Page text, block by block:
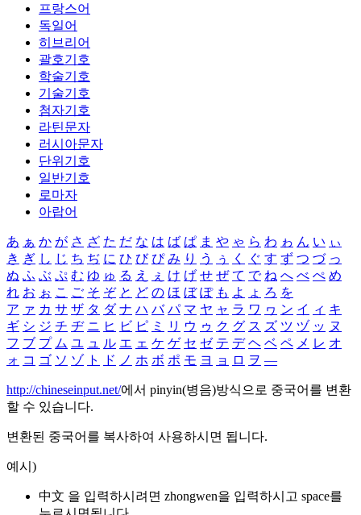
프랑스어
독일어
히브리어
괄호기호
학술기호
기술기호
첨자기호
라틴문자
러시아문자
단위기호
일반기호
로마자
아랍어
あ ぁ か が さ ざ た だ な は ば ぱ ま や ゃ ら わ ゎ ん い ぃ
き ぎ し じ ち ぢ に ひ び ぴ み り う ぅ く ぐ す ず つ づ っ
ぬ ふ ぶ ぷ む ゆ ゅ る え ぇ け げ せ ぜ て で ね へ べ ぺ め
れ お ぉ こ ご そ ぞ と ど の ほ ぼ ぽ も よ ょ ろ を
ア ァ カ サ ザ タ ダ ナ ハ バ パ マ ヤ ャ ラ ワ ヮ ン イ ィ キ
ギ シ ジ チ ヂ ニ ヒ ビ ピ ミ リ ウ ゥ ク グ ス ズ ツ ヅ ッ ヌ
フ ブ プ ム ユ ュ ル エ ェ ケ ゲ セ ゼ テ デ ヘ ベ ペ メ レ オ
ォ コ ゴ ソ ゾ ト ド ノ ホ ボ ポ モ ヨ ョ ロ ヲ ―
http://chineseinput.net/에서 pinyin(병음)방식으로 중국어를 변환
할 수 있습니다.
변환된 중국어를 복사하여 사용하시면 됩니다.
예시)
中文 을 입력하시려면 zhongwen을 입력하시고 space를